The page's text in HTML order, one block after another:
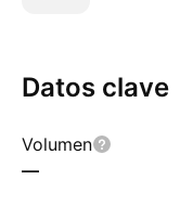
Datos clave
Volumen
—